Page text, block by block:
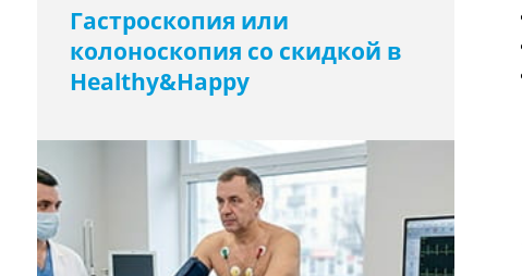
Гастроскопия или
колоноскопия со скидкой в ​​
Healthy&Happy